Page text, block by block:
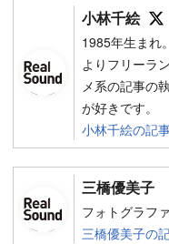
小林千絵
1985年生まれ
よりフリーラ
メ系の記事の
が好きです。
小林千絵の記
三橋優美子
フォトグラフ
三橋優美子の